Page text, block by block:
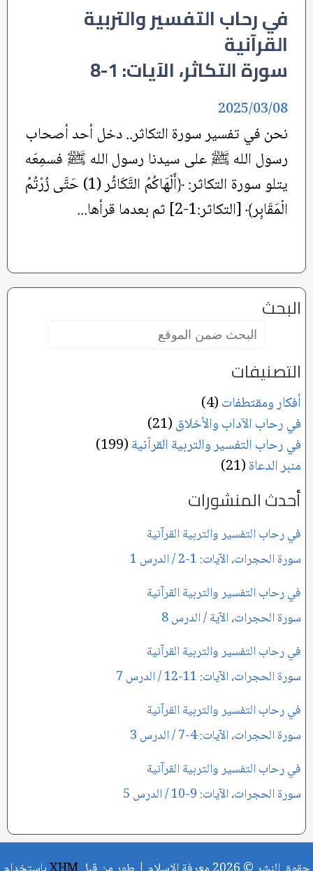
في رحاب التفسير والتربية
القرآنية
سورة التكاثر، الآيات: 1-8
نحن في تفسير سورة التكاثر.. دخل أحد أصحاب
رسول الله ﷺ على سيدنا رسول الله ﷺ فسمِعَه
يتلو سورة التكاثر: ﴿أَلْهَاكُمُ التَّكَاثُر (1) حَتَّى زُرْتُمُ
الْمَقَابِر﴾ [التكاثر:1-2] ثم بعدما قرأها...
2025/03/08
البحث
التصنيفات
أفكار ومقتطفات(4)
في رحاب الآداب والأخلاق(21)
في رحاب التفسير والتربية القرآنية(199)
منبر الدعاة(21)
أحدث المنشورات
في رحاب التفسير والتربية القرآنية
سورة الحجرات، الآيات: 1-2 / الدرس 1
في رحاب التفسير والتربية القرآنية
سورة الحجرات، الآية / الدرس 8
في رحاب التفسير والتربية القرآنية
سورة الحجرات، الآيات: 11-12 / الدرس 7
في رحاب التفسير والتربية القرآنية
سورة الحجرات، الآيات: 4-7 / الدرس 3
في رحاب التفسير والتربية القرآنية
سورة الحجرات، الآيات: 9-10 / الدرس 5